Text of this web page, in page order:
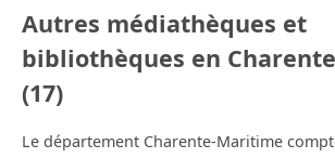
Autres médiathèques et
bibliothèques en
(17)
Le département Charente-Maritime